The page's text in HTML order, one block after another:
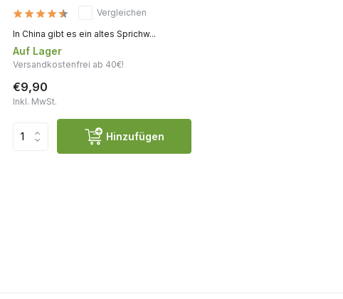
Vergleichen
In China gibt es ein altes Sprichw...
Auf Lager
Versandkostenfrei ab 40€!
€9,90
Inkl. MwSt.
Hinzufügen